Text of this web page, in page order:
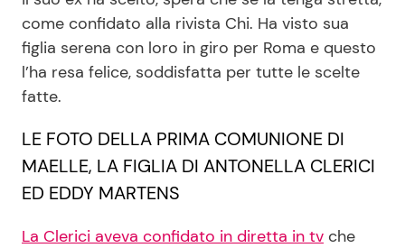
Redazione
Contattaci
Pubblicità
Privacy Policy
come confidato alla rivista Chi. Ha visto sua
figlia serena con loro in giro per Roma e questo
l’ha resa felice, soddisfatta per tutte le scelte
fatte.
LE FOTO DELLA PRIMA COMUNIONE DI
MAELLE, LA FIGLIA DI ANTONELLA CLERICI
ED EDDY MARTENS
La Clerici aveva confidato in diretta in tv che